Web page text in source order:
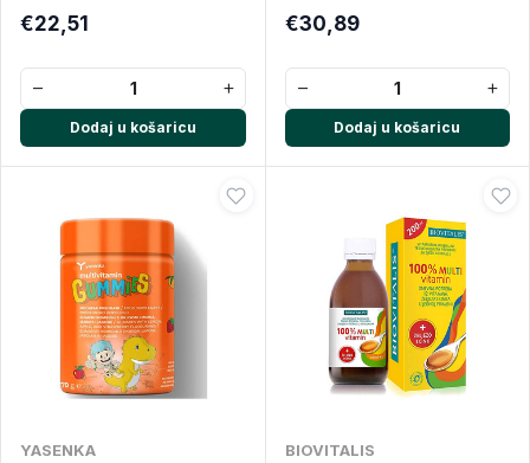
€22,51
− +
Dodaj u košaricu
€30,89
− +
Dodaj u košaricu
YASENKA BIOVITALIS